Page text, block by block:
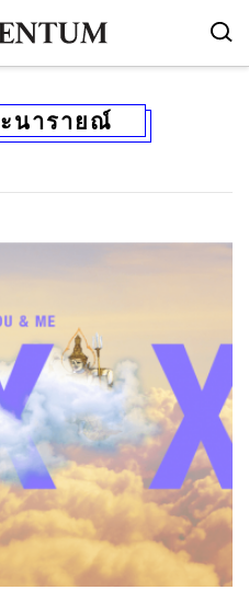
นารายณ์
EMAIL